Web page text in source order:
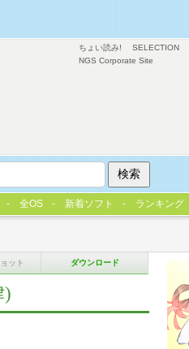
ット ダウンロード
)
ちょい読み! SELECTION
NGS Corporate Site
全OS 新着ソフト ランキング